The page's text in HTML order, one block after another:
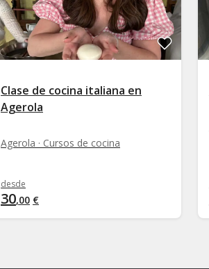
Clase de cocina italiana en
Agerola
Agerola · Cursos de cocina
desde
30,00 €